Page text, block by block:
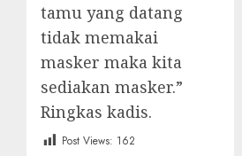
tamu yang datang
tidak memakai
masker maka kita
sediakan masker.”
Ringkas kadis.
Post Views: 162